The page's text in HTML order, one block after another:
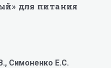
для питания
Симоненко Е.С.